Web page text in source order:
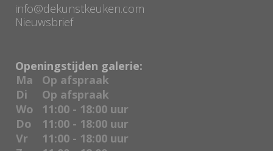
info@dekunstkeuken.com
Nieuwsbrief
Openingstijden galerie:
Ma
Op afspraak
Di
Op afspraak
Wo
11:00 - 18:00 uur
Do
11:00 - 18:00 uur
Vr
11:00 - 18:00 uur